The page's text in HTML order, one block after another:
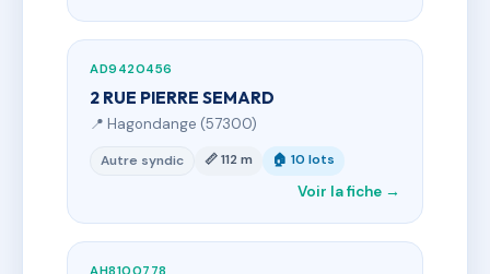
AD9420456
2 RUE PIERRE SEMARD
📍 Hagondange (57300)
Autre syndic 📏 112 m 🏠 10 lots
Voir la fiche →